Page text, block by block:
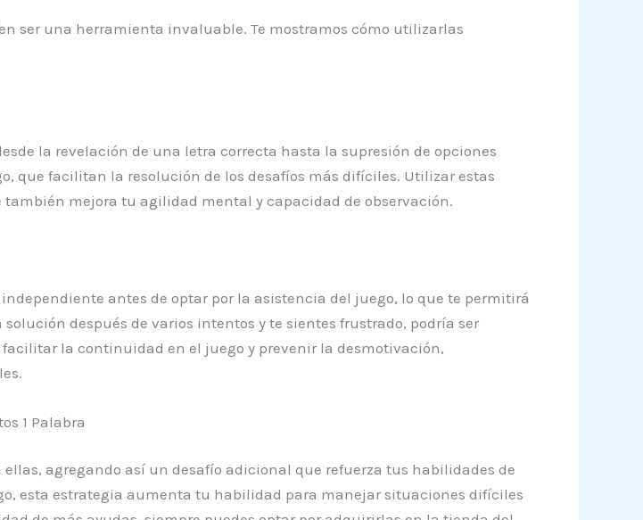
ser una herramienta invaluable. Te mostramos cómo utilizarlas
la revelación de una letra correcta hasta la supresión de opciones
que facilitan la resolución de los desafíos más difíciles. Utilizar estas
mejora tu agilidad mental y capacidad de observación.
antes de optar por la asistencia del juego, lo que te permitirá
después de varios intentos y te sientes frustrado, podría ser
la continuidad en el juego y prevenir la desmotivación,
1 Palabra
agregando así un desafío adicional que refuerza tus habilidades de
esta estrategia aumenta tu habilidad para manejar situaciones difíciles